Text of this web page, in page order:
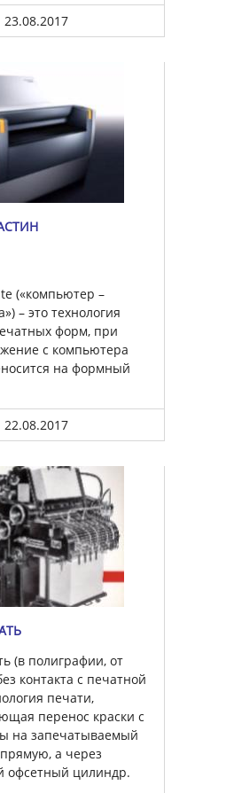
23.08.2017
(«компьютер –
– это технология
форм, при
с компьютера
на формный
22.08.2017
(в полиграфии, от
контакта с печатной
печати,
перенос краски с
на запечатываемый
а через
офсетный цилиндр.